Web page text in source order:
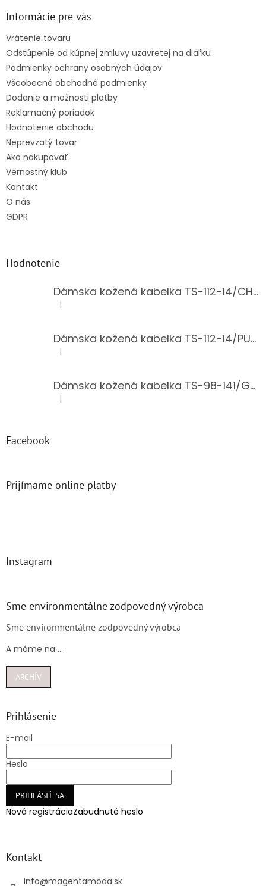
Informácie pre vás
Vrátenie tovaru
Odstúpenie od kúpnej zmluvy uzavretej na diaľku
Podmienky ochrany osobných údajov
Všeobecné obchodné podmienky
Dodanie a možnosti platby
Reklamačný poriadok
Hodnotenie obchodu
Neprevzatý tovar
Ako nakupovať
Vernostný klub
Kontakt
O nás
GDPR
Hodnotenie
Dámska kožená kabelka TS-112-14/CHOCO
Hodnotenie produktu je 5 z 5 hviezdičiek.
|
Dámska kožená kabelka TS-112-14/PUDER
Hodnotenie produktu je 5 z 5 hviezdičiek.
|
Dámska kožená kabelka TS-98-141/GOLD
Hodnotenie produktu je 5 z 5 hviezdičiek.
|
Facebook
Prijímame online platby
Instagram
Sme environmentálne zodpovedný výrobca
Sme environmentálne zodpovedný výrobca
A máme na ...
ARCHÍV
Prihlásenie
E-mail
Heslo
PRIHLÁSIŤ SA
Nová registráciaZabudnuté heslo
Kontakt
info@magentamoda.sk